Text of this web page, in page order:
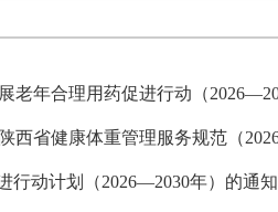
行动计划（2026—2030年）的通知